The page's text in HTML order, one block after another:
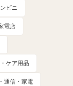
ビニ
電店
ケア用品
通信・家電